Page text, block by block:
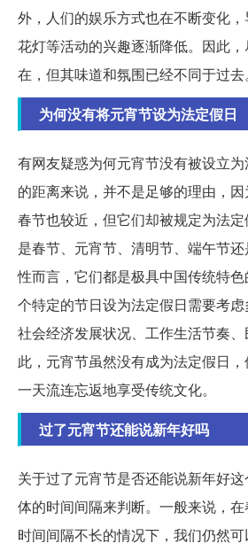
外，人们的娱乐方式也在不断变化，
花灯等活动的兴趣逐渐降低。因此
在，但其味道和氛围已经不同于过去。
为何没有将元宵节设为法定假日
有网友疑惑为何元宵节没有被设立
的距离来说，并不是足够的理由，
春节也较近，但它们却被规定为法
是春节、元宵节、清明节、端午节
性而言，它们都是极具中国传统特
个特定的节日设为法定假日需要考
社会经济发展状况、工作生活节奏
此，元宵节虽然没有成为法定假日
一天流连忘返地享受传统文化。
过了元宵节还能说新年好吗
关于过了元宵节是否还能说新年好
体的时间间隔来判断。一般来说，
时间间隔不长的情况下，我们仍然